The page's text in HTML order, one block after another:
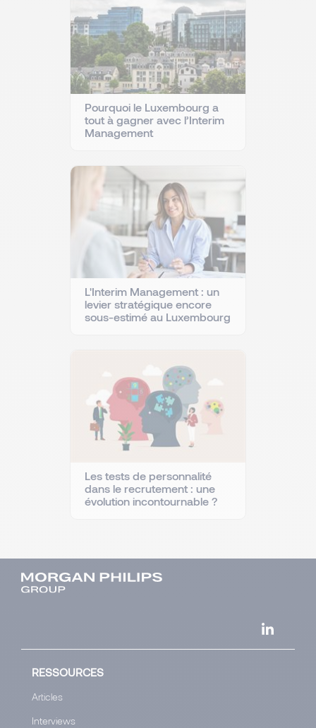
Pourquoi le Luxembourg a
tout à gagner avec l’Interim
Management
L'Interim Management : un
levier stratégique encore
sous-estimé au Luxembourg
Les tests de personnalité
dans le recrutement : une
évolution incontournable ?
RESSOURCES
Articles
Interviews